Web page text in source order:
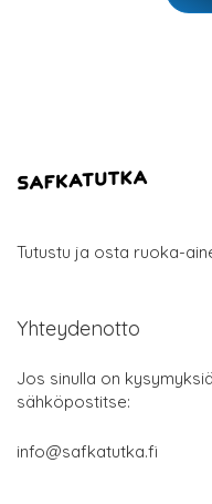
Tutustu ja osta ruoka-
Yhteydenotto
Jos sinulla on
sähköpostitse:
info@safkatutka.fi